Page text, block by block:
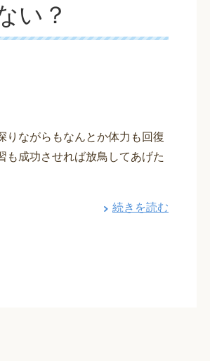
い？
りながらもなんとか体力も回復
も成功させれば放鳥してあげた
続きを読む